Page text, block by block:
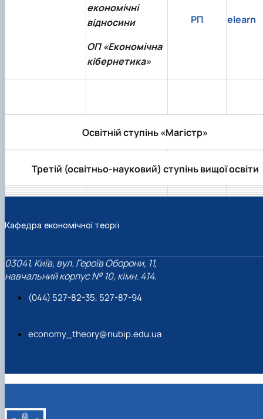
економічні
відносини
ОП «Економічна
кібернетика»
РП elearn
Освітній ступінь «Магістр»
Третій (освітньо-науковий) ступінь вищої освіти
Кафедра економічної теорії
03041, Київ, вул. Героїв Оборони, 11,
навчальний корпус № 10, кімн. 414.
(044) 527-82-35, 527-87-94
economy_theory@nubip.edu.ua